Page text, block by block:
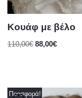
Κουάφ με βέλο
110,00€ 88,00€
Προσφορά!